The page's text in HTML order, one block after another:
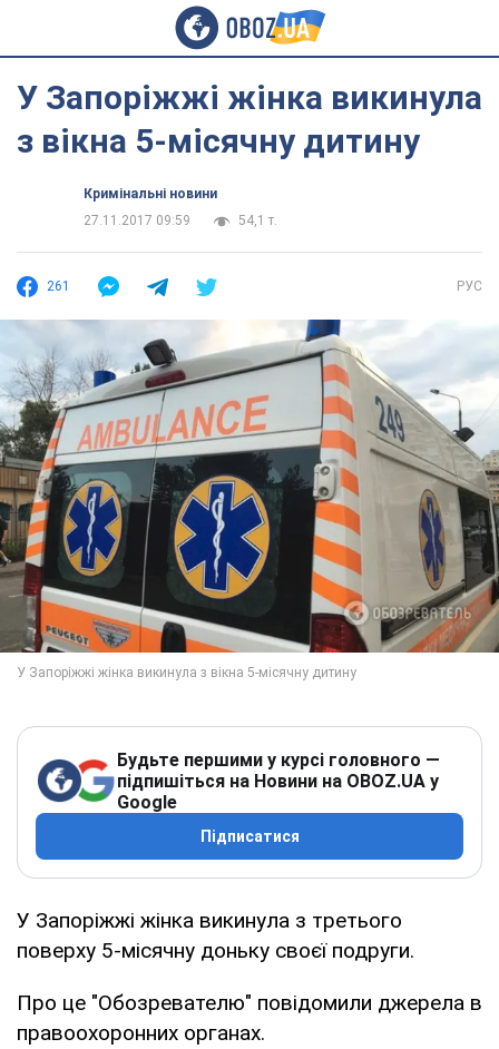
У Запоріжжі жінка викинула
з вікна 5-місячну дитину
Кримінальні новини
27.11.2017 09:59
54,1 т.
261 РУС
Будьте першими у курсі головного —
підпишіться на Новини на OBOZ.UA у
Google
Підписатися
У Запоріжжі жінка викинула з третього
поверху 5-місячну доньку своєї подруги.
Про це "Обозревателю" повідомили джерела в
правоохоронних органах.